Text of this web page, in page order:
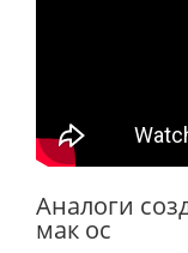
Аналоги
мак ос